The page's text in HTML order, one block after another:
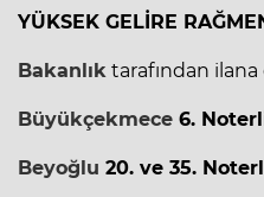
YÜKSEK GELİRE
Bakanlık tarafından
Büyükçekmece 6.
Beyoğlu 20. ve 35.